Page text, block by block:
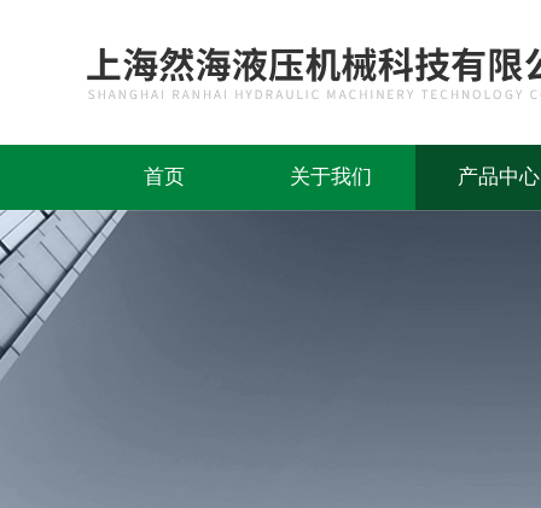
首页 关于我们 产品中心